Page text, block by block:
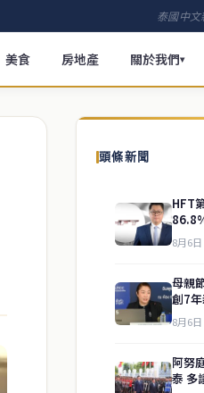
泰國中
美食 房地產 關於我們▾
頭條新聞
HFT
8月6日
母親
創7
8月6日
阿努
泰 多